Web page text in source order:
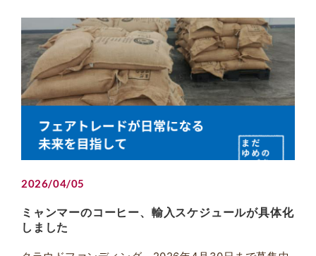
2026/04/05
ミャンマーのコーヒー、輸入スケジュールが具体化
しました